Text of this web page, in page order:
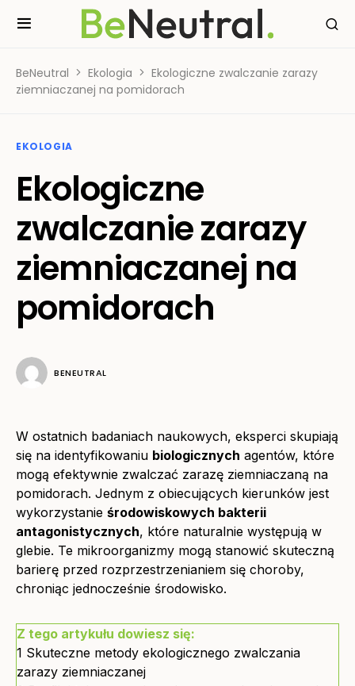
BeNeutral Ekologia
Ekologiczne zwalczanie zarazy
ziemniaczanej na pomidorach
EKOLOGIA
Ekologiczne
zwalczanie zarazy
ziemniaczanej na
pomidorach
BENEUTRAL
W ostatnich badaniach naukowych, eksperci skupiają
się na identyfikowaniu biologicznych agentów, które
mogą efektywnie zwalczać zarazę ziemniaczaną na
pomidorach. Jednym z obiecujących kierunków jest
wykorzystanie środowiskowych bakterii
antagonistycznych, które naturalnie występują w
glebie. Te mikroorganizmy mogą stanowić skuteczną
barierę przed rozprzestrzenianiem się choroby,
chroniąc jednocześnie środowisko.
Z tego artykułu dowiesz się:
1 Skuteczne metody ekologicznego zwalczania
zarazy ziemniaczanej